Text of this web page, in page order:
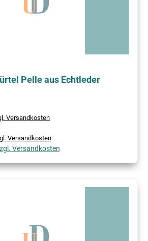
Pelle aus Echtleder
Versandkosten
Versandkosten
Versandkosten